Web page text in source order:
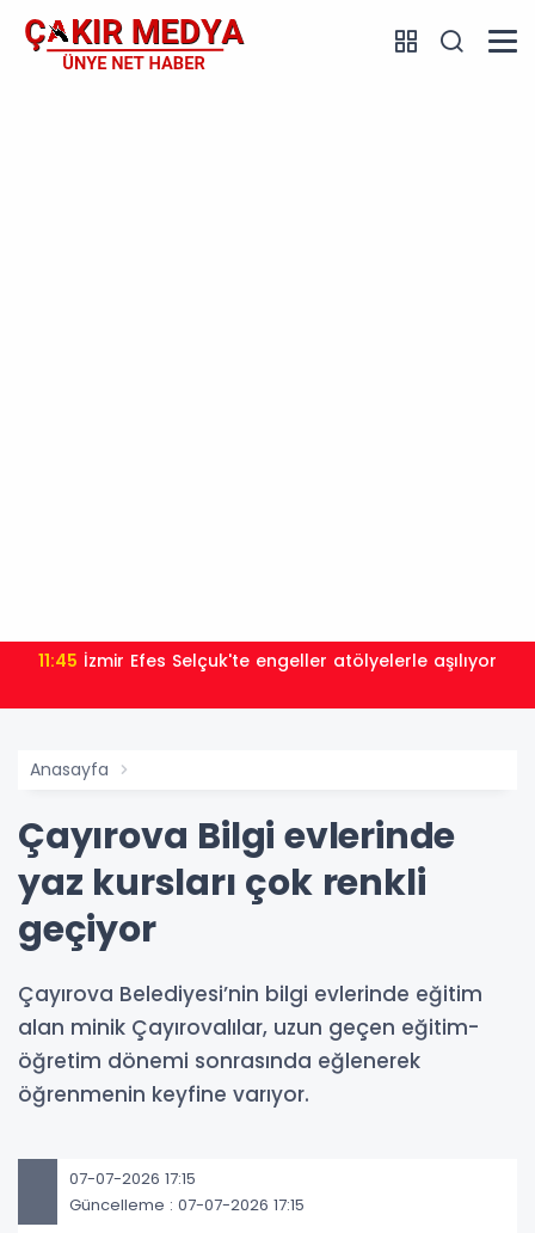
11:45 İzmir Efes Selçuk'te engeller atölyelerle aşılıyor
Anasayfa
Çayırova Bilgi evlerinde
yaz kursları çok renkli
geçiyor
Çayırova Belediyesi’nin bilgi evlerinde eğitim
alan minik Çayırovalılar, uzun geçen eğitim-
öğretim dönemi sonrasında eğlenerek
öğrenmenin keyfine varıyor.
07-07-2026 17:15
Güncelleme : 07-07-2026 17:15